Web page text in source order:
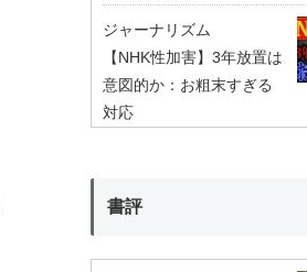
ジャーナリズム
【NHK性加害】3年放置は
意図的か：お粗末すぎる
対応
書評